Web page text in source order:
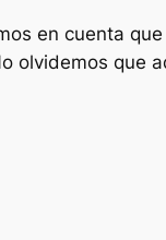
en cuenta
olvidemos que